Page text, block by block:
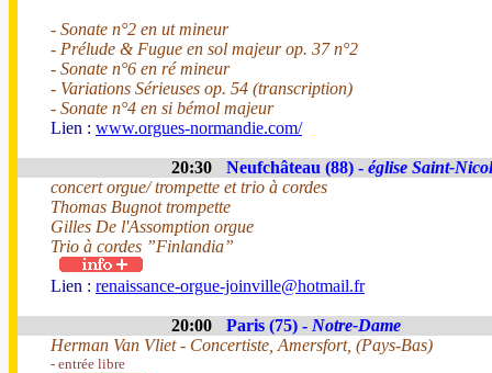
- Sonate n°2 en ut mineur
- Prélude & Fugue en sol majeur op. 37 n°2
- Sonate n°6 en ré mineur
- Variations Sérieuses op. 54 (transcription)
- Sonate n°4 en si bémol majeur
Lien : www.orgues-normandie.com/
20:30 Neufchâteau (88) - église Saint-
concert orgue/ trompette et trio à cordes
Thomas Bugnot trompette
Gilles De l'Assomption orgue
Trio à cordes ”Finlandia”
Lien : renaissance-orgue-joinville@hotmail.fr
20:00 Paris (75) - Notre-Dame
Herman Van Vliet - Concertiste, Amersfort, (Pays-Bas)
- entrée libre